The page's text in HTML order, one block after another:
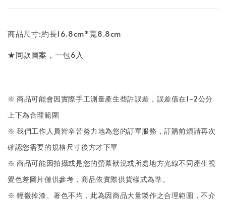
商品尺寸:約長16.8cm*寬8.8cm
★同款圖案，一包6入
※ 商品可能會因實際手工測量產生些許誤差，誤差值在1~2公分
上下為合理範圍
※ 我們工作人員皆辛苦努力地為您的訂單服務，訂購前煩請再次
確認您需要的規格尺寸後方才下單
※ 商品可能因拍攝或是您的螢幕狀況或所處地方光線不同產生視
覺色差圖片僅供參考，商品依實際供貨樣式為準。
※ 輕微掉漆、著色不均，此為因商品大量製作之合理範圍，不介